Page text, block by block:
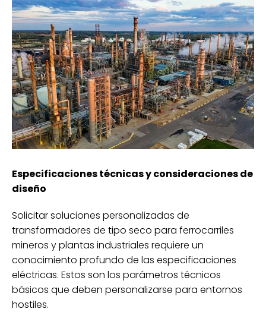
Especificaciones técnicas y consideraciones de
diseño
Solicitar soluciones personalizadas de
transformadores de tipo seco para ferrocarriles
mineros y plantas industriales requiere un
conocimiento profundo de las especificaciones
eléctricas. Estos son los parámetros técnicos
básicos que deben personalizarse para entornos
hostiles.